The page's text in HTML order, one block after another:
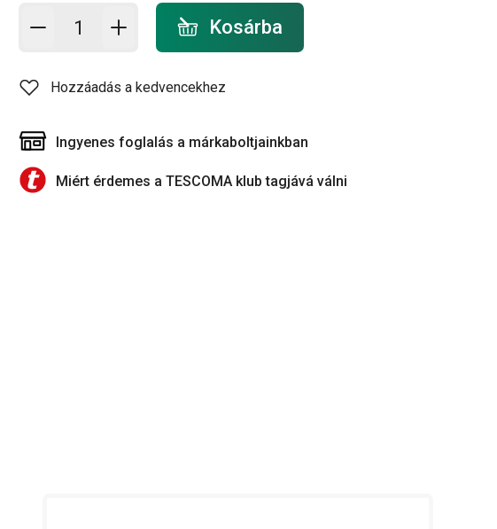
Kosárba - mennyiség
Kosárba
Hozzáadás a kedvencekhez
Ingyenes foglalás a márkaboltjainkban
Miért érdemes a TESCOMA klub tagjává válni